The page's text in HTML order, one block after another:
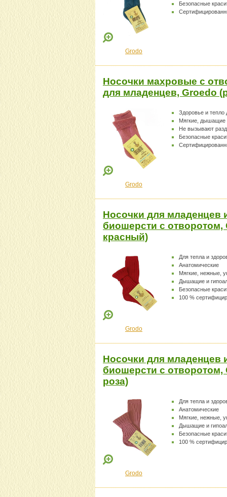
Безопасные
Grodo
Носочки махровые с
для младенцев, Groedo
Здоровье и
Мягкие, дышащие
Не вызывают
Безопасные
Grodo
Носочки для младенцев
биошерсти с
красный)
Для тепла и
Анатомические
Мягкие, нежные,
Дышащие и
Безопасные
100 %
Grodo
Носочки для младенцев
биошерсти с отворотом,
роза)
Для тепла и
Анатомические
Мягкие, нежные,
Дышащие и
Безопасные
100 %
Grodo